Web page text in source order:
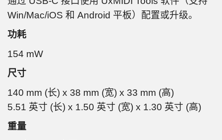
Win/Mac/iOS 和 Android 平板）配置或升级。
功耗
154 mW
尺寸
140 mm (长) x 38 mm (宽) x 33 mm (高)
5.51 英寸 (长) x 1.50 英寸 (宽) x 1.30 英寸 (高)
重量